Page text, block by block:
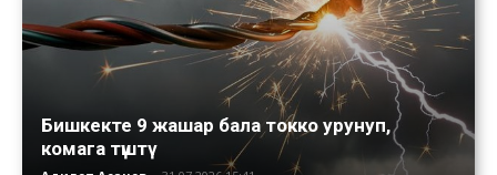
Бишкекте 9 жашар бала токко урунуп,
комага түштү